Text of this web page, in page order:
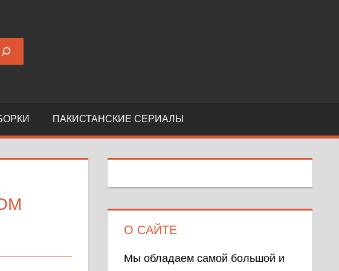
ПАКИСТАНСКИЕ СЕРИАЛЫ
О САЙТЕ
Мы обладаем самой большой и